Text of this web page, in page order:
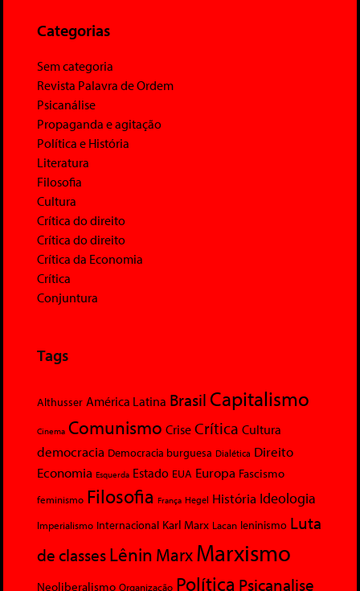
Categorias
Sem categoria
Revista Palavra de Ordem
Psicanálise
Propaganda e agitação
Política e História
Literatura
Filosofia
Cultura
Crítica do direito
Crítica do direito
Crítica da Economia
Crítica
Conjuntura
Tags
Althusser América Latina Brasil Capitalismo
Cinema Comunismo Crise Crítica Cultura
democracia Democracia burguesa Dialética Direito
Economia Esquerda Estado EUA Europa Fascismo
feminismo Filosofia França Hegel História Ideologia
Imperialismo Internacional Karl Marx Lacan leninismo Luta
de classesLênin MarxMarxismo
Neoliberalismo Organização Política Psicanalise